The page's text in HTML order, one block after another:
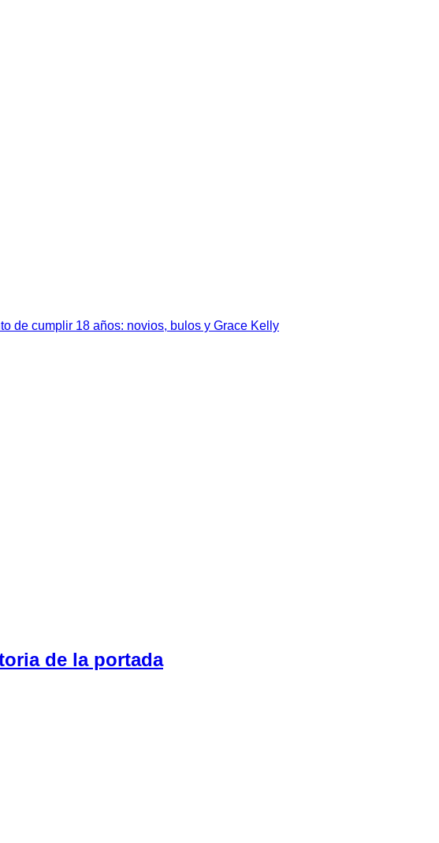
de cumplir 18 años: novios, bulos y Grace Kelly
de la portada